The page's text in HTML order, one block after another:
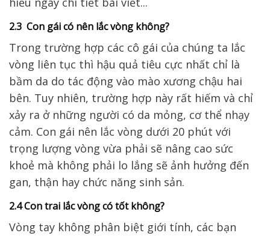
2.3 Con gái có nên lắc vòng không?
Trong trường hợp các cô gái của chúng ta lắc
vòng liên tục thì hậu quả tiêu cực nhất chỉ là
bầm da do tác động vào mào xương chậu hai
bên. Tuy nhiên, trường hợp này rất hiếm và chỉ
xảy ra ở những người có da mỏng, cơ thể nhạy
cảm. Con gái nên lắc vòng dưới 20 phút với
trọng lượng vòng vừa phải sẽ nâng cao sức
khoẻ mà không phải lo lắng sẽ ảnh hưởng đến
gan, thận hay chức năng sinh sản.
2.4 Con trai lắc vòng có tốt không?
Vòng tay không phân biệt giới tính, các bạn